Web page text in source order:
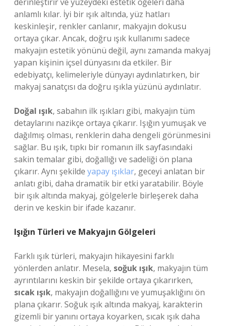
anlamlı kılar. İyi bir ışık altında, yüz hatları
keskinleşir, renkler canlanır, makyajın dokusu
ortaya çıkar. Ancak, doğru ışık kullanımı sadece
makyajın estetik yönünü değil, aynı zamanda makyaj
yapan kişinin içsel dünyasını da etkiler. Bir
edebiyatçı, kelimeleriyle dünyayı aydınlatırken, bir
makyaj sanatçısı da doğru ışıkla yüzünü aydınlatır.
Doğal ışık, sabahın ilk ışıkları gibi, makyajın tüm
detaylarını nazikçe ortaya çıkarır. Işığın yumuşak ve
dağılmış olması, renklerin daha dengeli görünmesini
sağlar. Bu ışık, tıpkı bir romanın ilk sayfasındaki
sakin temalar gibi, doğallığı ve sadeliği ön plana
çıkarır. Aynı şekilde yapay ışıklar, geceyi anlatan bir
anlatı gibi, daha dramatik bir etki yaratabilir. Böyle
bir ışık altında makyaj, gölgelerle birleşerek daha
derin ve keskin bir ifade kazanır.
Işığın Türleri ve Makyajın Gölgeleri
Farklı ışık türleri, makyajın hikayesini farklı
yönlerden anlatır. Mesela, soğuk ışık, makyajın tüm
ayrıntılarını keskin bir şekilde ortaya çıkarırken,
sıcak ışık, makyajın doğallığını ve yumuşaklığını ön
plana çıkarır. Soğuk ışık altında makyaj, karakterin
gizemli bir yanını ortaya koyarken, sıcak ışık daha